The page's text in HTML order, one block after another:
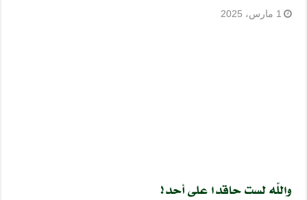
1 مارس، 2025
واللّه لست حاقدا على أحد!